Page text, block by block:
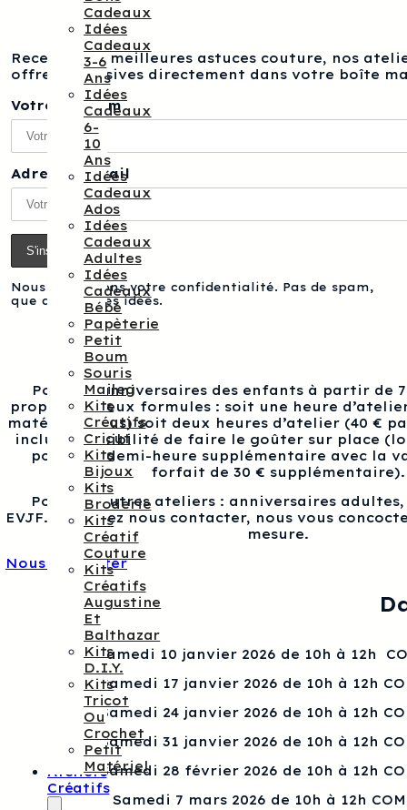
Cadeaux
Idées
Cadeaux
3-6
Ans
Idées
Cadeaux
6-
10
Ans
Idées
Cadeaux
Ados
Idées
Cadeaux
Adultes
Idées
Cadeaux
Bébé
Papèterie
Petit
Boum
Souris
Maileg
Kits
Créatifs
Cricut
Kits
Bijoux
Kits
Broderie
Kits
Créatif
Couture
Kits
Créatifs
Augustine
Et
Balthazar
Kits
D.I.Y.
Kits
Tricot
Ou
Crochet
Petit
Matériel
Ateliers
Créatifs
Recevez nos meilleures astuces couture, nos
offres exclusives directement dans votre boîte
Votre prénom
Adresse e-mail
Nous respectons votre confidentialité. Pas de spam,
que des bonnes idées.
Pour les anniversaires des enfants à partir de
proposons deux formules : soit une heure
matériel inclus) soit deux heures d’atelier (40 €
inclus), possibilité de faire le goûter sur place
pour une demi-heure supplémentaire avec la
forfait de 30 € supplémentaire).
Pour les autres ateliers : anniversaires
EVJF…, veuillez nous contacter, nous vous
mesure.
Nous contacter
Samedi 10 janvier 2026 de 10h à 12h
Samedi 17 janvier 2026 de 10h à 12h
Samedi 24 janvier 2026 de 10h à 12h
Samedi 31 janvier 2026 de 10h à 12h
Samedi 28 février 2026 de 10h à 12h
Samedi 7 mars 2026 de 10h à 12h